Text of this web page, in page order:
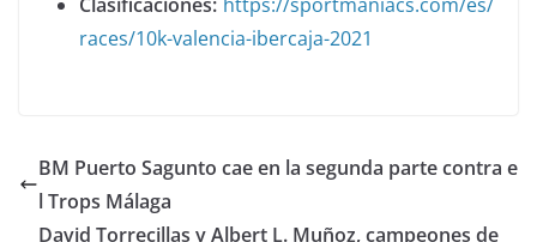
Clasificaciones: https://sportmaniacs.com/es/
races/10k-valencia-ibercaja-2021
BM Puerto Sagunto cae en la segunda parte contra e
l Trops Málaga
David Torrecillas y Albert L. Muñoz, campeones de